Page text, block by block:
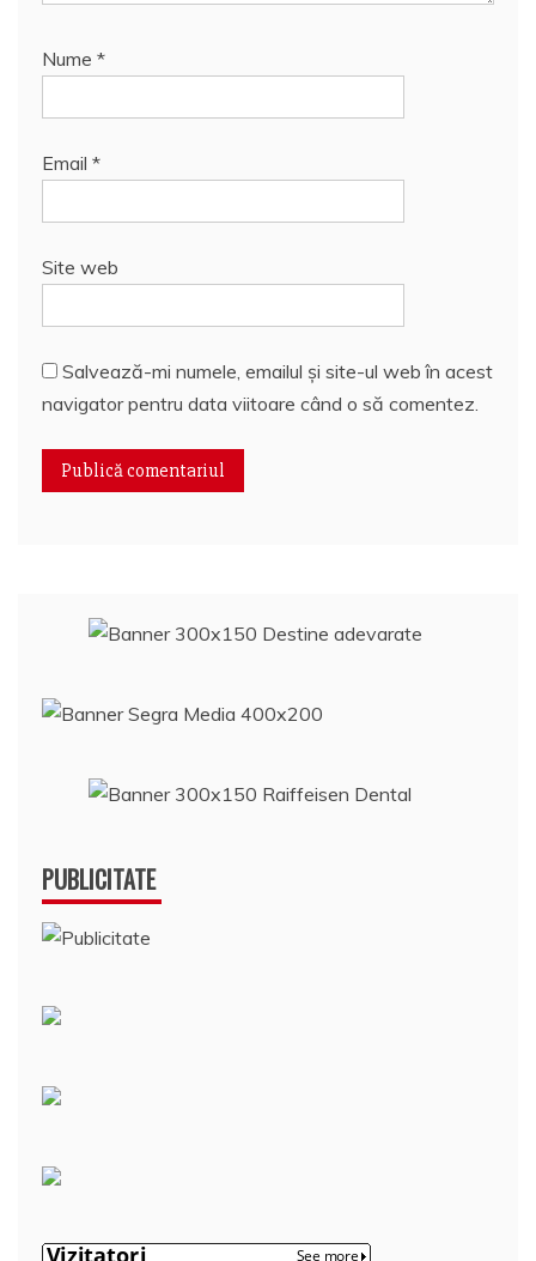
Nume *
Email *
Site web
Salvează-mi numele, emailul și site-ul web în acest
navigator pentru data viitoare când o să comentez.
PUBLICITATE